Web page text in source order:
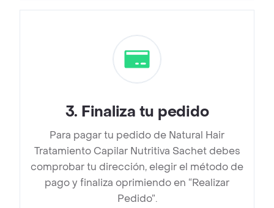
3. Finaliza tu pedido
Para pagar tu pedido de Natural Hair
Tratamiento Capilar Nutritiva Sachet debes
comprobar tu dirección, elegir el método de
pago y finaliza oprimiendo en “Realizar
Pedido”.